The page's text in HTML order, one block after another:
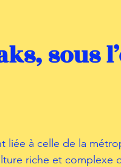
sous
liée à celle de la
riche et complexe